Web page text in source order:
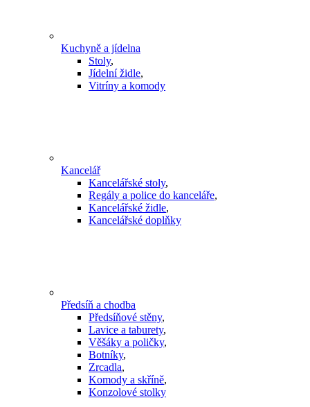
Kuchyně a jídelna
Stoly,
Jídelní židle,
Vitríny a komody
Kancelář
Kancelářské stoly,
Regály a police do kanceláře,
Kancelářské židle,
Kancelářské doplňky
Předsíň a chodba
Předsíňové stěny,
Lavice a taburety,
Věšáky a poličky,
Botníky,
Zrcadla,
Komody a skříně,
Konzolové stolky